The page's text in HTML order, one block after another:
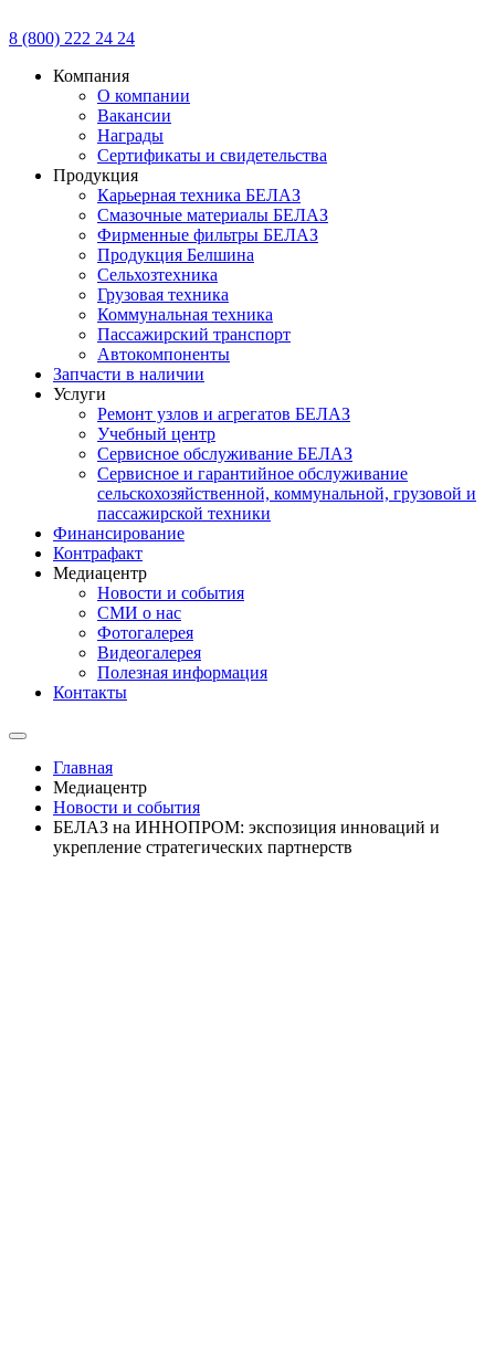
8 (800) 222 24 24
Компания
О компании
Вакансии
Награды
Сертификаты и свидетельства
Продукция
Карьерная техника БЕЛАЗ
Смазочные материалы БЕЛАЗ
Фирменные фильтры БЕЛАЗ
Продукция Белшина
Сельхозтехника
Грузовая техника
Коммунальная техника
Пассажирский транспорт
Автокомпоненты
Запчасти в наличии
Услуги
Ремонт узлов и агрегатов БЕЛАЗ
Учебный центр
Сервисное обслуживание БЕЛАЗ
Сервисное и гарантийное обслуживание
сельскохозяйственной, коммунальной, грузовой и
пассажирской техники
Финансирование
Контрафакт
Медиацентр
Новости и события
СМИ о нас
Фотогалерея
Видеогалерея
Полезная информация
Контакты
Главная
Медиацентр
Новости и события
БЕЛАЗ на ИННОПРОМ: экспозиция инноваций и
укрепление стратегических партнерств